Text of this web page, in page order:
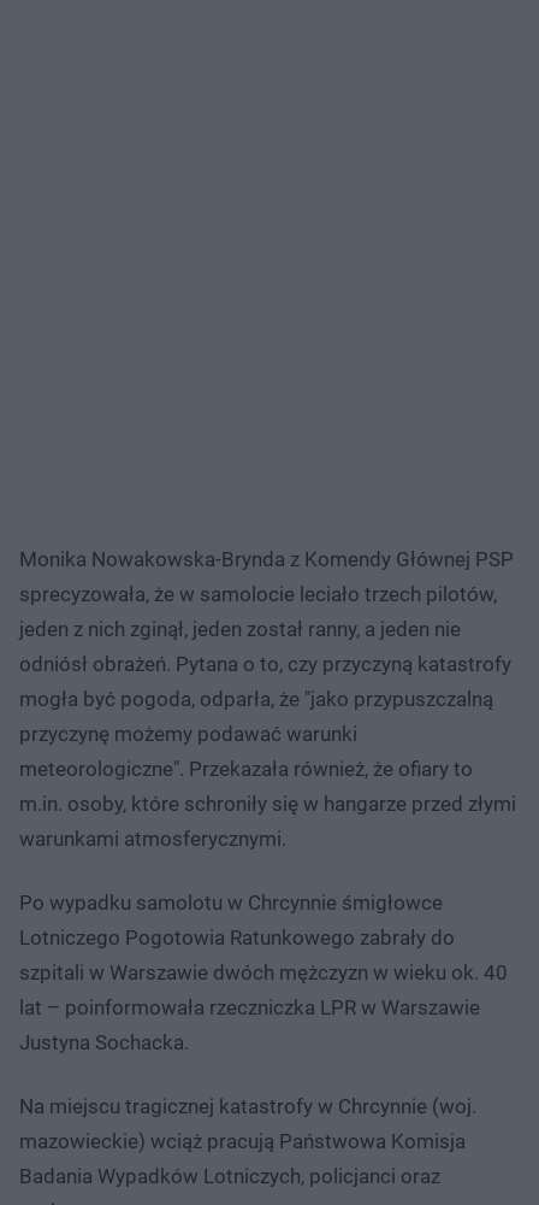
Monika Nowakowska-Brynda z Komendy Głównej PSP
sprecyzowała, że w samolocie leciało trzech pilotów,
jeden z nich zginął, jeden został ranny, a jeden nie
odniósł obrażeń. Pytana o to, czy przyczyną katastrofy
mogła być pogoda, odparła, że "jako przypuszczalną
przyczynę możemy podawać warunki
meteorologiczne". Przekazała również, że ofiary to
m.in. osoby, które schroniły się w hangarze przed złymi
warunkami atmosferycznymi.
Po wypadku samolotu w Chrcynnie śmigłowce
Lotniczego Pogotowia Ratunkowego zabrały do
szpitali w Warszawie dwóch mężczyzn w wieku ok. 40
lat – poinformowała rzeczniczka LPR w Warszawie
Justyna Sochacka.
Na miejscu tragicznej katastrofy w Chrcynnie (woj.
mazowieckie) wciąż pracują Państwowa Komisja
Badania Wypadków Lotniczych, policjanci oraz